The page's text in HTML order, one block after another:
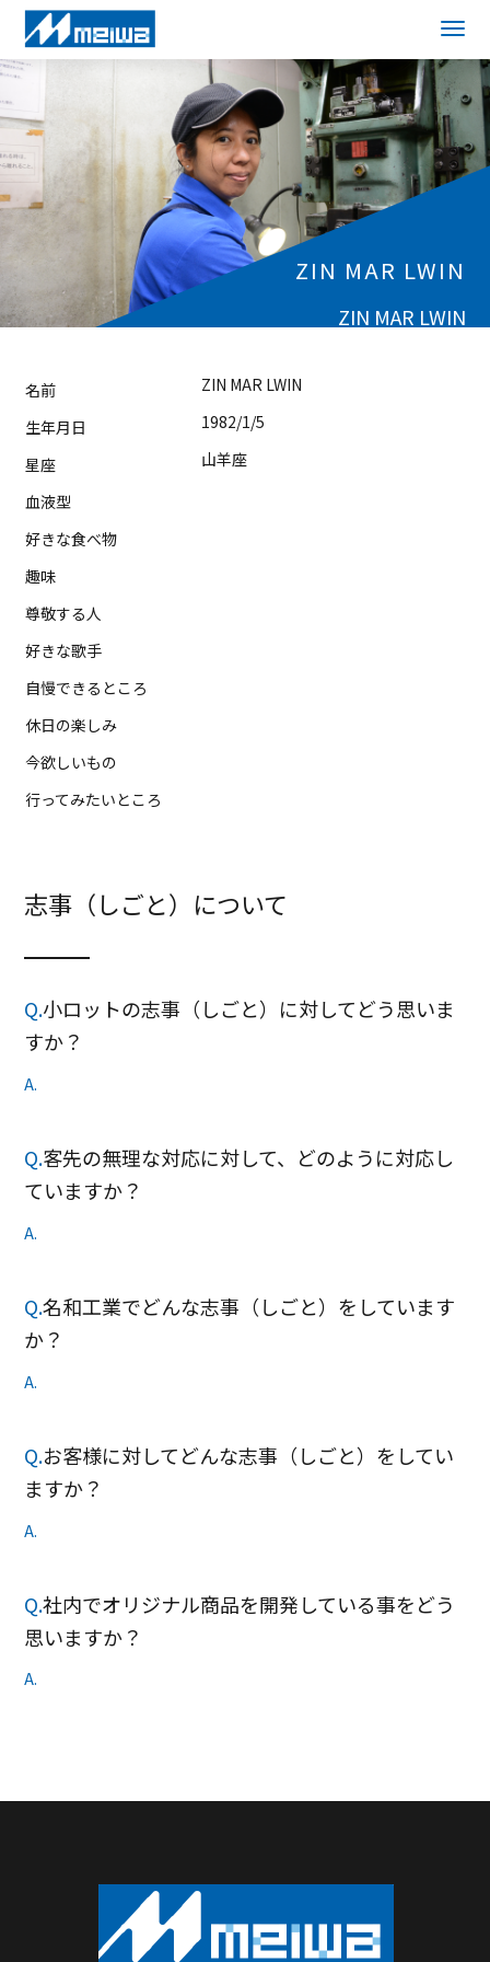
ZIN MAR LWIN
ZIN MAR LWIN
名前
ZIN MAR LWIN
生年月日
1982/1/5
星座
山羊座
血液型
好きな食べ物
趣味
尊敬する人
好きな歌手
自慢できるところ
休日の楽しみ
今欲しいもの
行ってみたいところ
志事（しごと）について
Q.小ロットの志事（しごと）に対してどう思いま
すか？
A.
Q.客先の無理な対応に対して、どのように対応し
ていますか？
A.
Q.名和工業でどんな志事（しごと）をしています
か？
A.
Q.お客様に対してどんな志事（しごと）をしてい
ますか？
A.
Q.社内でオリジナル商品を開発している事をどう
思いますか？
A.